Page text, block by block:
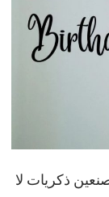
ذكريات لا